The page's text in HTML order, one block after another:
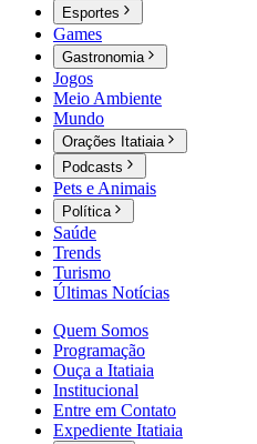
Esportes
Games
Gastronomia
Jogos
Meio Ambiente
Mundo
Orações Itatiaia
Podcasts
Pets e Animais
Política
Saúde
Trends
Turismo
Últimas Notícias
Quem Somos
Programação
Ouça a Itatiaia
Institucional
Entre em Contato
Expediente Itatiaia